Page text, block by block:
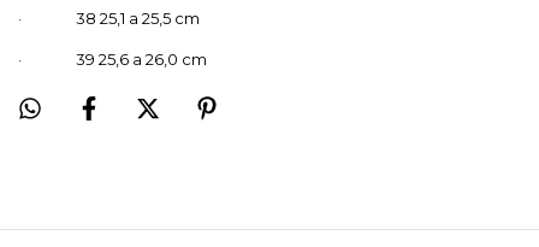
· 38 25,1 a 25,5 cm
· 39 25,6 a 26,0 cm